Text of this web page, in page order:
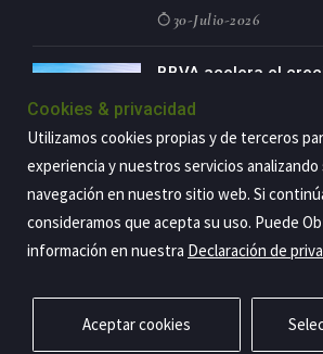
30-Julio-2026
BBVA acelera el
de especialización
países
29-Julio-2026
Copyright@2026 Estrategia
Privacidad Aviso legal Política de
Cookies & privacidad
Utilizamos cookies propias y de terceros
experiencia y nuestros servicios
navegación en nuestro sitio web. Si
consideramos que acepta su uso. Puede
información en nuestra Declaración de
Aceptar cookies